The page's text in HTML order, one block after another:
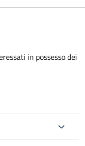
in possesso dei